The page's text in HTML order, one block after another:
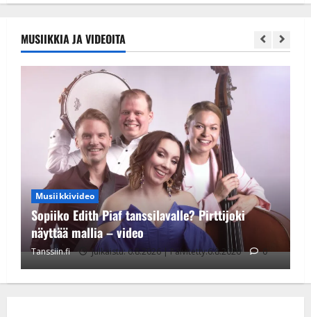
MUSIIKKIA JA VIDEOITA
Musiikkivideo
Sopiiko Edith Piaf tanssilavalle? Pirttijoki
näyttää mallia – video
Tanssiin.fi Julkaistu: 6.8.2026 | Päivitetty:6.8.2026 0